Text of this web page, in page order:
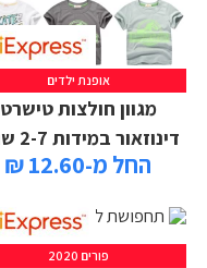
אופנת ילדים
מגוון חולצות טישרט
דינוזאור במידות 2-7 שנים
החל מ-12.60 ₪
פורים 2020